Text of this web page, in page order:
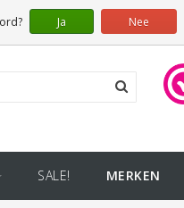
SALE! MERKEN
Ja Nee